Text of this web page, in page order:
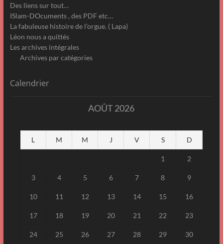
Des liens sur tout…
ISlam-DOcuments , des PDF etc…
La fabuleuse histoire de l’orgue. ( Lapa)
Léon nous a quittés
Les archives intégrales
Archives par catégories
Calendrier
AOÛT 2026
L M M J V S D
1 2
3 4 5 6 7 8 9
10 11 12 13 14 15 16
17 18 19 20 21 22 23
24 25 26 27 28 29 30